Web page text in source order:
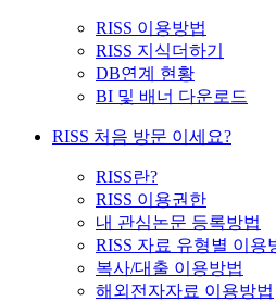
RISS 이용방법
RISS 지식더하기
DB연계 현황
BI 및 배너 다운로드
RISS 처음 방문 이세요?
RISS란?
RISS 이용권한
내 관심논문 등록방법
RISS 자료 유형별 이용
복사/대출 이용방법
해외전자자료 이용방법